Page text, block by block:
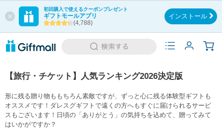
初回購入で使えるクーポンプレゼント
ギフトモールアプリ
(4,788)
インストール
【旅行・チケット】人気ランキング2026決定版
形に残る贈り物ももちろん素敵ですが、ずっと心に残る体験型ギフトも
オススメです！ダレスグギフトで遠くの方へもすぐに届けられるサービ
スもございます！日頃の「ありがとう」の気持ちを込めて、贈ってみて
はいかがですか？